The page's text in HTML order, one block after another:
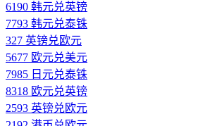
6190 韩元兑英镑
7793 韩元兑泰铢
327 英镑兑欧元
5677 欧元兑美元
7985 日元兑泰铢
8318 欧元兑英镑
2593 英镑兑欧元